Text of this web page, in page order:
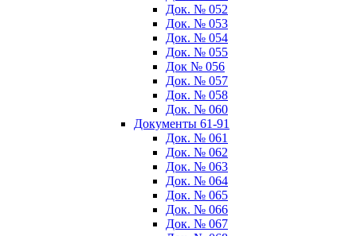
Док. № 052
Док. № 053
Док. № 054
Док. № 055
Док № 056
Док. № 057
Док. № 058
Док. № 060
Документы 61-91
Док. № 061
Док. № 062
Док. № 063
Док. № 064
Док. № 065
Док. № 066
Док. № 067